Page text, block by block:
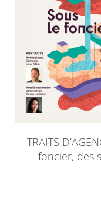
TRAITS
foncier, des